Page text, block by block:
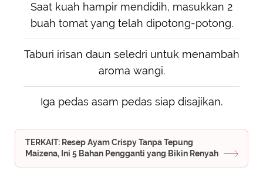
Saat kuah hampir mendidih, masukkan 2
buah tomat yang telah dipotong-potong.
Taburi irisan daun seledri untuk menambah
aroma wangi.
Iga pedas asam pedas siap disajikan.
TERKAIT: Resep Ayam Crispy Tanpa Tepung
Maizena, Ini 5 Bahan Pengganti yang Bikin Renyah